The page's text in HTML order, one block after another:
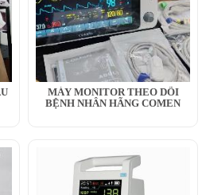
MÁY MONITOR THEO DÕI
BỆNH NHÂN HÃNG COMEN